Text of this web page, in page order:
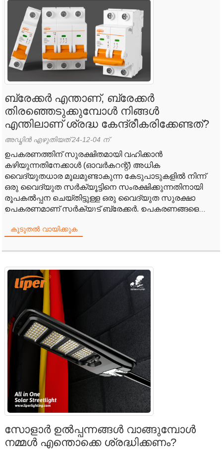
ബ്രേക്കർ എന്താണ്, ബ്രേക്കർ
തിരഞ്ഞെടുക്കുമ്പോൾ നിങ്ങൾ
എന്തിലാണ് ശ്രദ്ധ കേന്ദ്രീകരിക്കേണ്ടത്?
അഡ്മിൻ എഴുതിയത് 24-12-04 ന്
ഉപകരണത്തിന് സുരക്ഷിതമായി വഹിക്കാൻ
കഴിയുന്നതിനേക്കാൾ (ഓവർകറന്റ്) അധിക
വൈദ്യുതധാര മൂലമുണ്ടാകുന്ന കേടുപാടുകളിൽ നിന്ന്
ഒരു വൈദ്യുത സർക്യൂട്ടിനെ സംരക്ഷിക്കുന്നതിനായി
രൂപകൽപ്പന ചെയ്തിട്ടുള്ള ഒരു വൈദ്യുത സുരക്ഷാ
ഉപകരണമാണ് സർക്യൂട്ട് ബ്രേക്കർ. ഉപകരണങ്ങളെ
പ്രവാഹം തടസ്സപ്പെടുത്തുക എന്നതാണ് ഇതിന്റെ
കൂടുതൽ വായിക്കുക
സോളാർ ഉൽപ്പന്നങ്ങൾ വാങ്ങുമ്പോൾ
നമ്മൾ എന്തൊക്കെ ശ്രദ്ധിക്കണം?